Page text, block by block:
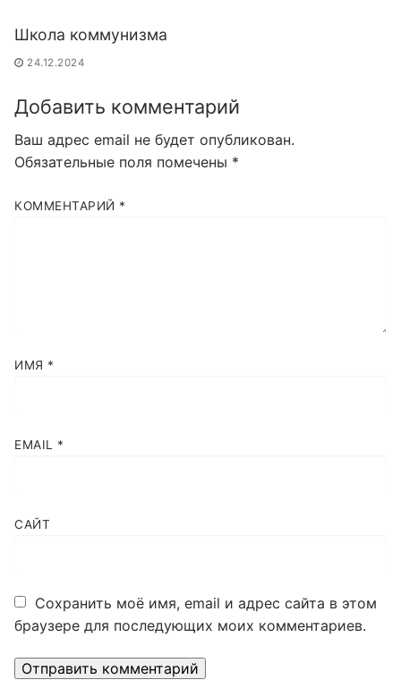
Школа коммунизма
24.12.2024
Добавить комментарий
Ваш адрес email не будет опубликован.
Обязательные поля помечены *
КОММЕНТАРИЙ *
ИМЯ *
EMAIL *
САЙТ
Сохранить моё имя, email и адрес сайта в этом
браузере для последующих моих комментариев.